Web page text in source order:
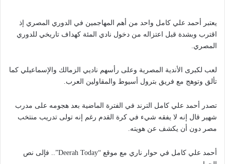
يعتبر أحمد علي كامل واحد من أهم المهاجمين في الدوري المصري إذ
اقترب وبشدة قبل اعتزاله من دخول نادي المئة كهداف تاريخي للدوري
المصري.
لعب لكبرى الأندية المصرية وعلى رأسهم ناديي الزمالك والإسماعيلي كما
تألق وتوهج مع فريق بترول أسيوط والمقاولين العرب.
تصدر أحمد علي كامل الترند في الفترة الماضية بعد هجومه على مدرب
شهير قال إنه لا يفقه شيء في كرة القدم رغم إنه تولى تدريب منتخب
مصر دون أن يكشف عن هويته.
أحمد علي كامل في حوار ناري مع موقع “Deerah Today”.. فإلى نص